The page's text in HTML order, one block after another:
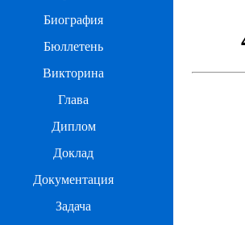
Биография
Бюллетень
Викторина
Глава
Диплом
Доклад
Документация
Задача